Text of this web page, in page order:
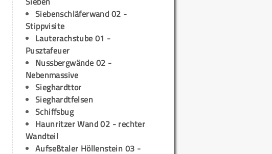
Siebenschläferwand 02 -
Stippvisite
Lauterachstube 01 -
Pusztafeuer
Nussbergwände 02 -
Nebenmassive
Sieghardttor
Sieghardtfelsen
Schiffsbug
Haunritzer Wand 02 - rechter
Wandteil
Aufseßtaler Höllenstein 03 -